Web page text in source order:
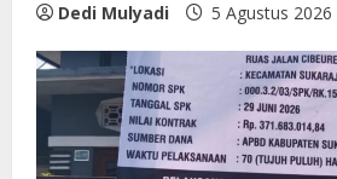
Dedi Mulyadi 5 Agustus 2026